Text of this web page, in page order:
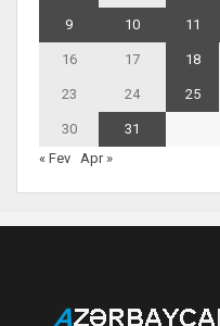
9 10 11
16 17 18
23 24 25
30
31
« Fev Apr »